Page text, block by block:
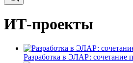
ИТ-проекты
Разработка в ЭЛАР: сочетание